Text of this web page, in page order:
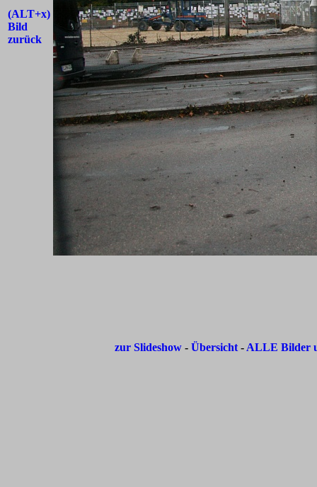
(ALT+x)
Bild
zurück
zur Slideshow- Übersicht - ALLE Bilder